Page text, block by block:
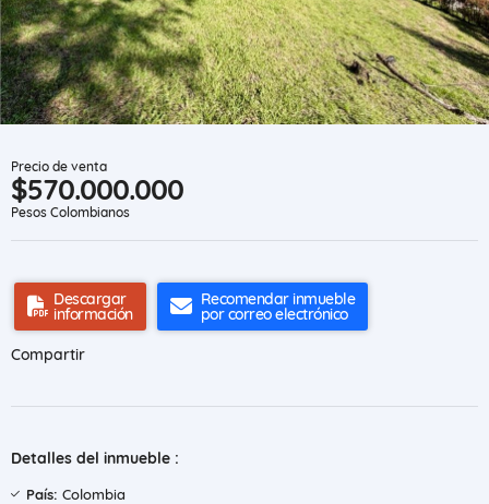
Precio de venta
$570.000.000
Pesos Colombianos
Descargar
información
Recomendar inmueble
por correo electrónico
Compartir
Detalles del inmueble :
País: Colombia